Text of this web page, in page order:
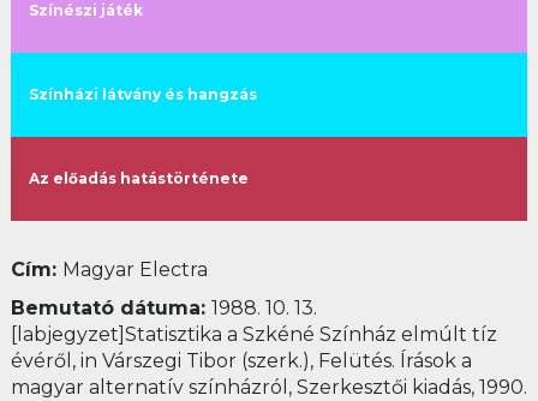
Színészi játék
Színházi látvány és hangzás
Az előadás hatástörténete
Cím: Magyar Electra
Bemutató dátuma: 1988. 10. 13.
[labjegyzet]Statisztika a Szkéné Színház elmúlt tíz
évéről, in Várszegi Tibor (szerk.), Felütés. Írások a
magyar alternatív színházról, Szerkesztői kiadás, 1990.